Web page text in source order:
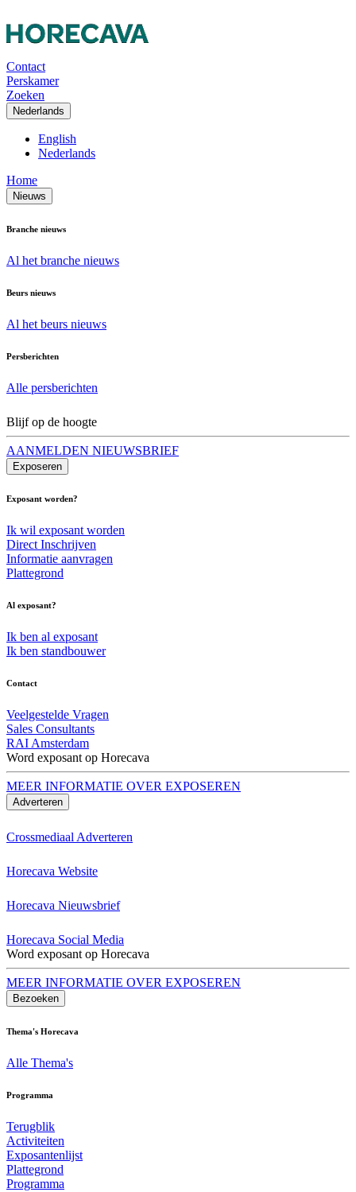
Contact
Perskamer
Zoeken
Nederlands
English
Nederlands
Home
Nieuws
Branche nieuws
Al het branche nieuws
Beurs nieuws
Al het beurs nieuws
Persberichten
Alle persberichten
Blijf op de hoogte
AANMELDEN NIEUWSBRIEF
Exposeren
Exposant worden?
Ik wil exposant worden
Direct Inschrijven
Informatie aanvragen
Plattegrond
Al exposant?
Ik ben al exposant
Ik ben standbouwer
Contact
Veelgestelde Vragen
Sales Consultants
RAI Amsterdam
Word exposant op Horecava
MEER INFORMATIE OVER EXPOSEREN
Adverteren
Crossmediaal Adverteren
Horecava Website
Horecava Nieuwsbrief
Horecava Social Media
Word exposant op Horecava
MEER INFORMATIE OVER EXPOSEREN
Bezoeken
Thema's Horecava
Alle Thema's
Programma
Terugblik
Activiteiten
Exposantenlijst
Plattegrond
Programma